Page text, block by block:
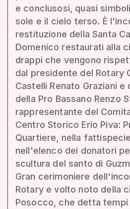
e conclusosi, quasi
sole e il cielo terso. È
restituzione della Santa
Domenico restaurati alla
drappi che vengono
dal presidente del Rotary
Castelli Renato Graziani e
della Pro Bassano Renzo
rappresentante del
Centro Storico Erio Piva:
Quartiere, nella
nell'elenco dei donatori
scultura del santo di
Gran cerimoniere
Rotary e volto noto della
Posocco, che detta